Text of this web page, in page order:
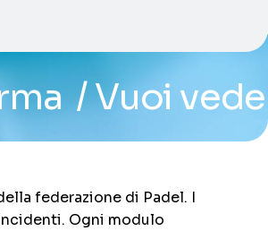
il
federazione di Padel. I
Ogni modulo